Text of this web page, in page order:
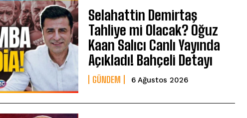
Selahattin Demirtaş
Tahliye mi Olacak? Oğuz
Kaan Salıcı Canlı Yayında
Açıkladı! Bahçeli Detayı
GÜNDEM 6 Ağustos 2026